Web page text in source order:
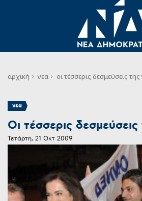
αρχική νεα οι τέσσερις δεσμεύσεις
νεα
Οι τέσσερις
Τετάρτη, 21 Οκτ 2009